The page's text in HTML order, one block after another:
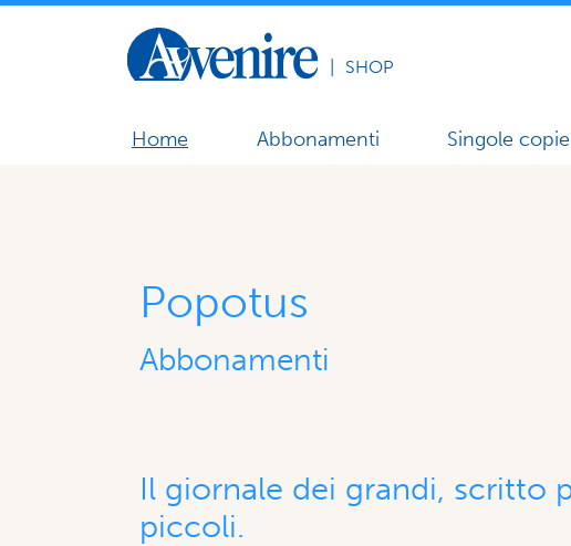
SHOP
Home Abbonamenti Singole
Popotus
Abbonamenti
Il giornale dei grandi, scritto
piccoli.